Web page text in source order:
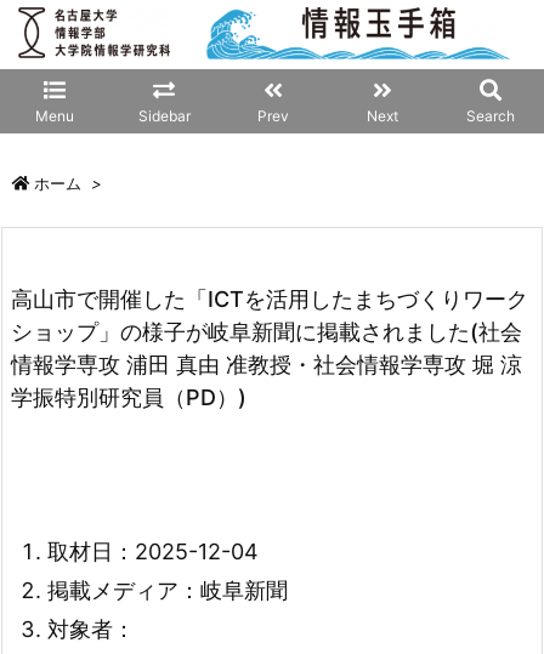
Menu Sidebar Prev Next Search
ホーム >
高山市で開催した「ICTを活用したまちづくりワーク
ショップ」の様子が岐阜新聞に掲載されました(社会
情報学専攻 浦田 真由 准教授・社会情報学専攻 堀 涼
学振特別研究員（PD）)
取材日：2025-12-04
掲載メディア：岐阜新聞
対象者：